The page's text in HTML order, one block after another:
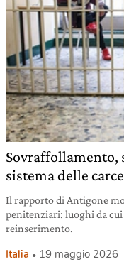
sistema delle
Il rapporto di Antigone
penitenziari: luoghi da
reinserimento.
Italia 19 maggio 2026